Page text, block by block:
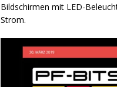
Bildschirmen mit LED-
Strom.